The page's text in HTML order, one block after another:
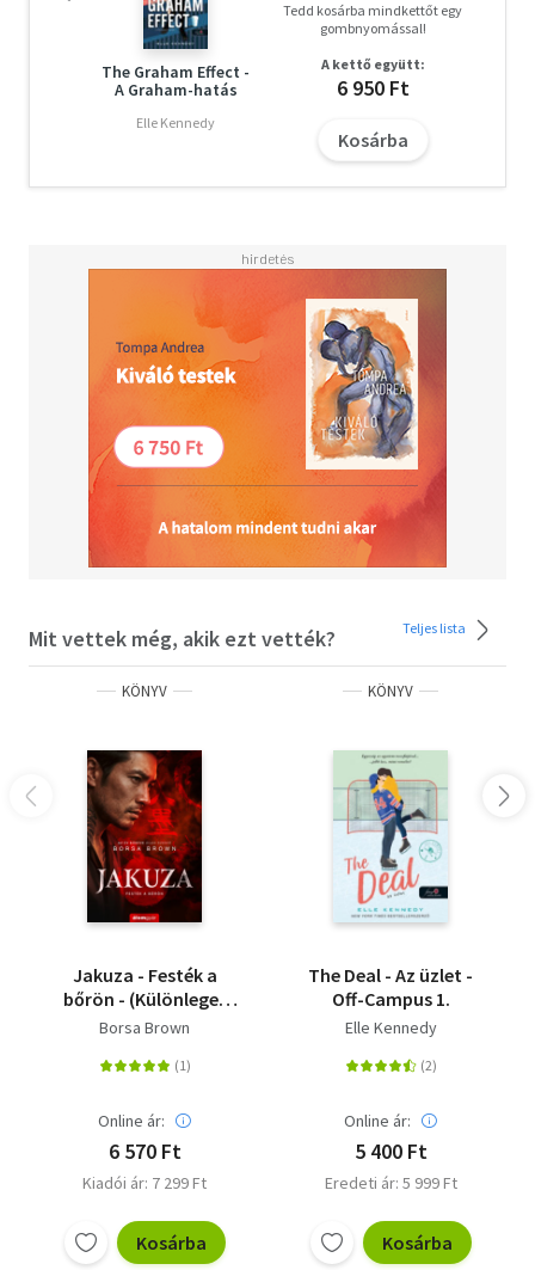
Az összes leveledet megőriztem, szavaid hamarosan a
vallásommá váltak.
Egy hónapja viszont szóba sem állsz velem, nem írtál,
aztán tegnap este volt képed besétálni az éttermembe,
és úgy viselkedni, mintha soha nem láttál volna.
Bármi legyen is az - remélem, jó okod van rá.
Maritza a pincérnő
Ui: Rohadj meg... és most komolyan is gondolom.
The Graham Effect -
A Graham-hatás
Elle Kennedy
Tedd kosárba mindkettőt egy
gombnyomással!
A kettő együtt:
6 950 Ft
Kosárba
Mit vettek még, akik ezt vették? Teljes lista
KÖNYV
Jakuza - Festék a
bőrön - (Különleges
kiadás)
Borsa Brown
Online ár:
6 570 Ft
Kiadói ár: 7 299 Ft
Kosárba
KÖNYV
The Deal - Az üzlet -
Off-Campus 1.
Elle Kennedy
Online ár:
5 400 Ft
Eredeti ár: 5 999 Ft
Kosárba